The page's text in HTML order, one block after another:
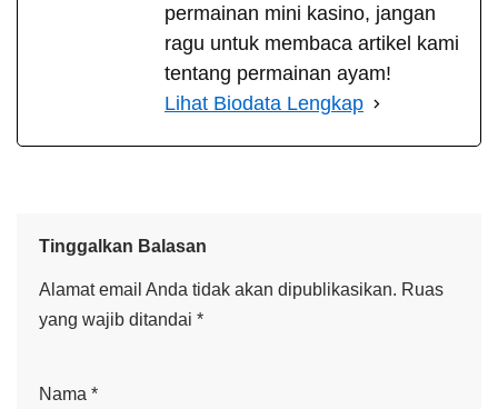
permainan mini kasino, jangan
ragu untuk membaca artikel kami
tentang permainan ayam!
Lihat Biodata Lengkap
Tinggalkan Balasan
Alamat email Anda tidak akan dipublikasikan. Ruas
yang wajib ditandai *
Nama *